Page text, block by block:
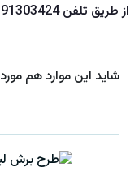
از طریق تلفن 91303424-021 با ما در ارتباط باشید.
شاید این موارد هم